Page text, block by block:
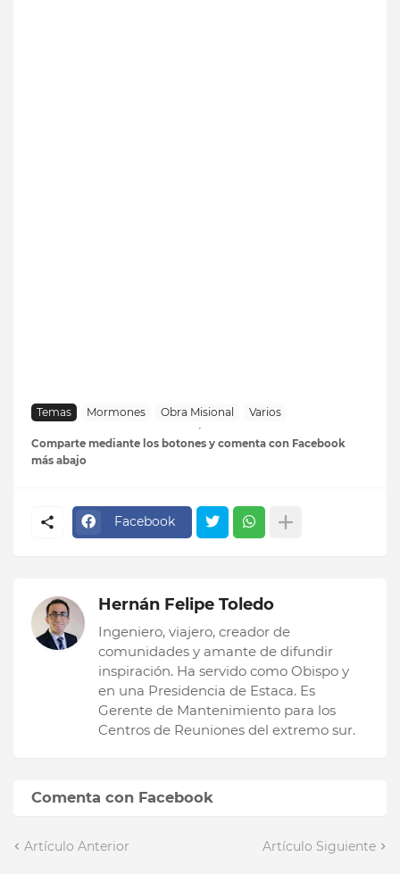
Temas Mormones Obra Misional Varios
Comparte mediante los botones y comenta con Facebook
más abajo
Facebook
Hernán Felipe Toledo
Ingeniero, viajero, creador de
comunidades y amante de difundir
inspiración. Ha servido como Obispo y
en una Presidencia de Estaca. Es
Gerente de Mantenimiento para los
Centros de Reuniones del extremo sur.
Comenta con Facebook
Artículo Anterior Artículo Siguiente